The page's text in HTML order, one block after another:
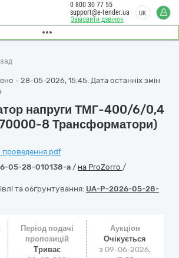
Замовити дзвінок
0 800 30 77 55
support@e-tender.ua
UK
- 28-05-2026, 15:45. Дата останніх змін
напруги ТМГ-400/6/0,4
8 Трансформатори)
05-28-010138-a / на ProZorro /
та обґрунтування: UA-P-2026-05-28-
Період подачі
пропозицій
Триває
Аукціон
Очікується
з 09-06-2026,